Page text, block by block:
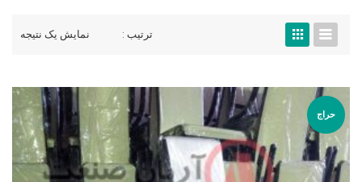
نمایش یک نتیجه ترتیب :
حراج